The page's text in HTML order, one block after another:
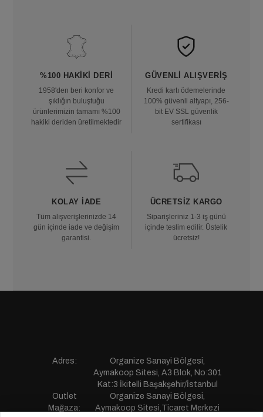
%100 HAKIKI DERI
1958'den beri konfor ve
şıklığın buluştuğu
ürünlerimizin tamamı %100
hakiki deriden üretilmektedir
GÜVENLI ALIŞVERIŞ
Kredi kartı ödemelerinde
100% güvenli altyapı, 256-
bit EV SSL güvenlik
sertifikası
KOLAY İADE
Tüm alışverişlerinizde 14
gün içinde iade ve değişim
garantisi.
ÜCRETSIZ KARGO
Siparişleriniz 1-3 iş günü
içinde teslim edilir. Üstelik
ücretsiz!
Adres:
Organize Sanayi Bölgesi,
Aymakoop Sitesi, A3 Blok, No:301
Kat:3 İkitelli Başakşehir/İstanbul
Outlet
Mağaza:
Organize Sanayi Bölgesi,
Aymakoop Sitesi,Ticaret Merkezi